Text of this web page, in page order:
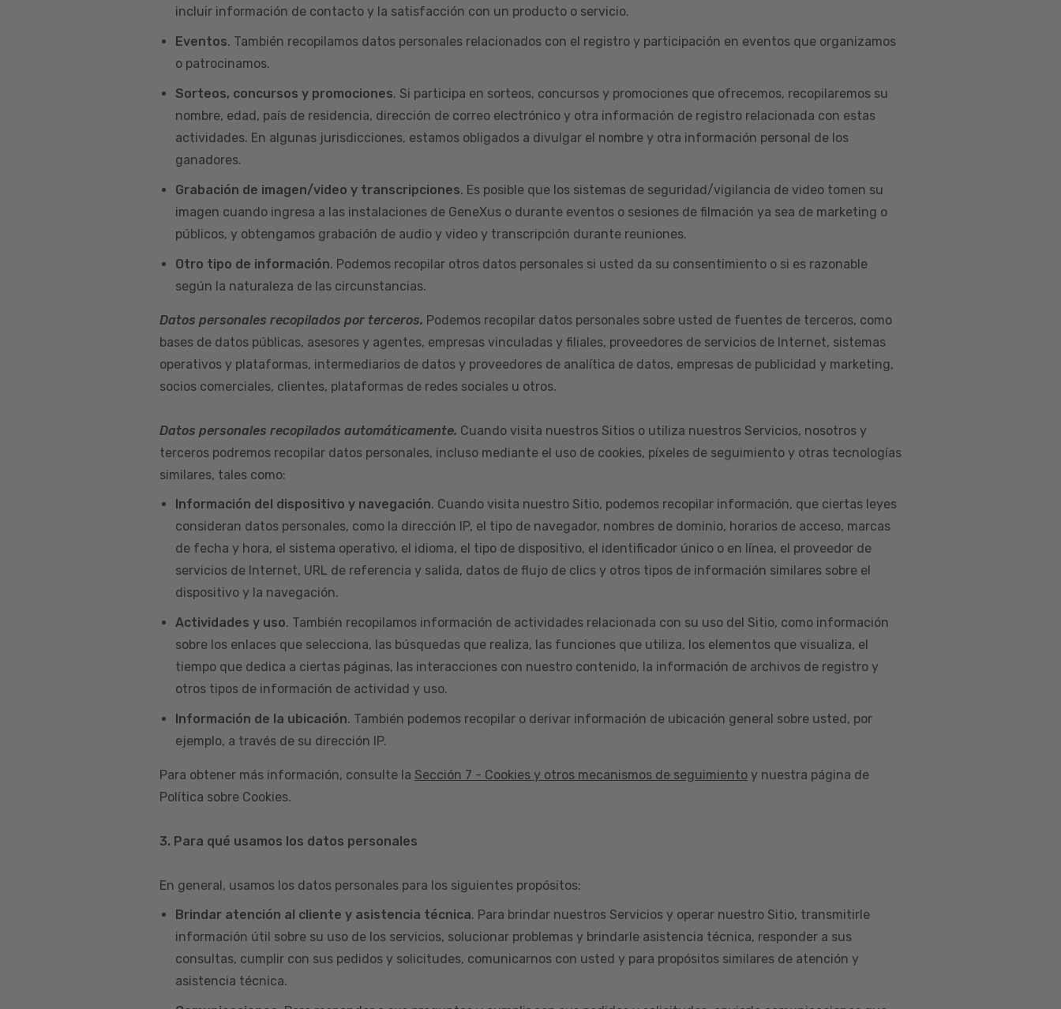
incluir información de contacto y la satisfacción con un producto o servicio.
Eventos. También recopilamos datos personales relacionados con el registro y participación en eventos que organizamos
o patrocinamos.
Sorteos, concursos y promociones. Si participa en sorteos, concursos y promociones que ofrecemos, recopilaremos su
nombre, edad, país de residencia, dirección de correo electrónico y otra información de registro relacionada con estas
actividades. En algunas jurisdicciones, estamos obligados a divulgar el nombre y otra información personal de los
ganadores.
Grabación de imagen/video y transcripciones. Es posible que los sistemas de seguridad/vigilancia de video tomen su
imagen cuando ingresa a las instalaciones de GeneXus o durante eventos o sesiones de filmación ya sea de marketing o
públicos, y obtengamos grabación de audio y video y transcripción durante reuniones.
Otro tipo de información. Podemos recopilar otros datos personales si usted da su consentimiento o si es razonable
según la naturaleza de las circunstancias.
Datos personales recopilados por terceros. Podemos recopilar datos personales sobre usted de fuentes de terceros, como
bases de datos públicas, asesores y agentes, empresas vinculadas y filiales, proveedores de servicios de Internet, sistemas
operativos y plataformas, intermediarios de datos y proveedores de analítica de datos, empresas de publicidad y marketing,
socios comerciales, clientes, plataformas de redes sociales u otros.
Datos personales recopilados automáticamente. Cuando visita nuestros Sitios o utiliza nuestros Servicios, nosotros y
terceros podremos recopilar datos personales, incluso mediante el uso de cookies, píxeles de seguimiento y otras tecnologías
similares, tales como:
Información del dispositivo y navegación. Cuando visita nuestro Sitio, podemos recopilar información, que ciertas leyes
consideran datos personales, como la dirección IP, el tipo de navegador, nombres de dominio, horarios de acceso, marcas
de fecha y hora, el sistema operativo, el idioma, el tipo de dispositivo, el identificador único o en línea, el proveedor de
servicios de Internet, URL de referencia y salida, datos de flujo de clics y otros tipos de información similares sobre el
dispositivo y la navegación.
Actividades y uso. También recopilamos información de actividades relacionada con su uso del Sitio, como información
sobre los enlaces que selecciona, las búsquedas que realiza, las funciones que utiliza, los elementos que visualiza, el
tiempo que dedica a ciertas páginas, las interacciones con nuestro contenido, la información de archivos de registro y
otros tipos de información de actividad y uso.
Información de la ubicación. También podemos recopilar o derivar información de ubicación general sobre usted, por
ejemplo, a través de su dirección IP.
Para obtener más información, consulte la Sección 7 - Cookies y otros mecanismos de seguimiento y nuestra página de
Política sobre Cookies.
3. Para qué usamos los datos personales
En general, usamos los datos personales para los siguientes propósitos:
Brindar atención al cliente y asistencia técnica. Para brindar nuestros Servicios y operar nuestro Sitio, transmitirle
información útil sobre su uso de los servicios, solucionar problemas y brindarle asistencia técnica, responder a sus
consultas, cumplir con sus pedidos y solicitudes, comunicarnos con usted y para propósitos similares de atención y
asistencia técnica.